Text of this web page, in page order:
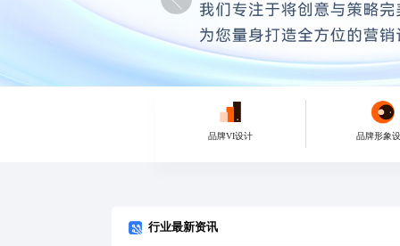
品牌VI设计 品牌形象
行业最新资讯